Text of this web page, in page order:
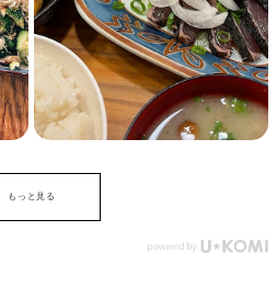
もっと見る